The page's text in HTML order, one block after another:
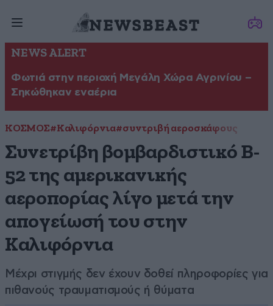
NEWS ALERT
Φωτιά στην περιοχή Μεγάλη Χώρα Αγρινίου –
Σηκώθηκαν εναέρια
ΚΟΣΜΟΣ#Καλιφόρνια#συντριβή αεροσκάφους
Συνετρίβη βομβαρδιστικό B-
52 της αμερικανικής
αεροπορίας λίγο μετά την
απογείωσή του στην
Καλιφόρνια
Μέχρι στιγμής δεν έχουν δοθεί πληροφορίες για
πιθανούς τραυματισμούς ή θύματα